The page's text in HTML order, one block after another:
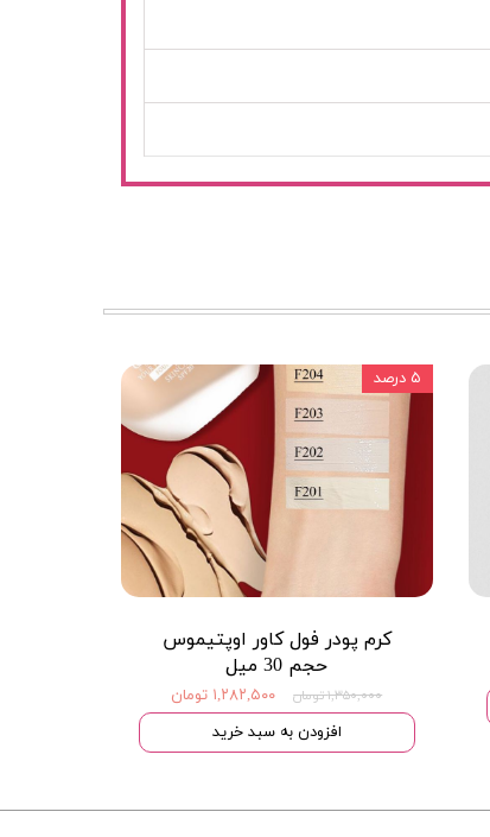
کرم پودر فول کاور اوپتیموس
حجم 30 میل
۱,۳۵۰,۰۰۰ تومان
۱,۲۸۲,۵۰۰ تومان
افزودن به سبد خرید
۵ درصد